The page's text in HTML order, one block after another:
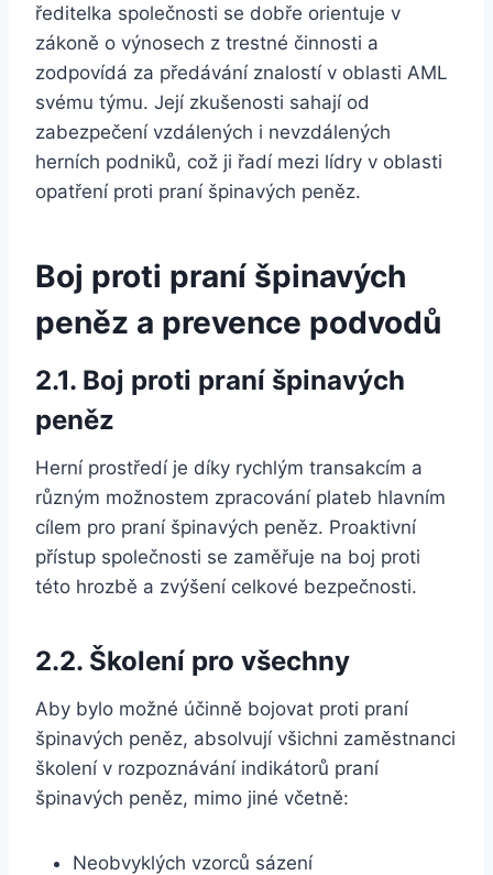
ředitelka společnosti se dobře orientuje v
zákoně o výnosech z trestné činnosti a
zodpovídá za předávání znalostí v oblasti AML
svému týmu. Její zkušenosti sahají od
zabezpečení vzdálených i nevzdálených
herních podniků, což ji řadí mezi lídry v oblasti
opatření proti praní špinavých peněz.
Boj proti praní špinavých
peněz a prevence podvodů
2.1. Boj proti praní špinavých
peněz
Herní prostředí je díky rychlým transakcím a
různým možnostem zpracování plateb hlavním
cílem pro praní špinavých peněz. Proaktivní
přístup společnosti se zaměřuje na boj proti
této hrozbě a zvýšení celkové bezpečnosti.
2.2. Školení pro všechny
Aby bylo možné účinně bojovat proti praní
špinavých peněz, absolvují všichni zaměstnanci
školení v rozpoznávání indikátorů praní
špinavých peněz, mimo jiné včetně:
Neobvyklých vzorců sázení